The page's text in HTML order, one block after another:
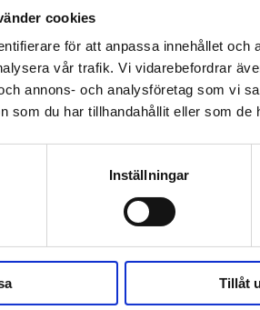
cookies
för att anpassa innehållet
vår trafik. Vi vidarebefordrar
annons- och analysföretag som vi
som du har tillhandahållit eller som
Inställningar
Tillåt
KV+ Tornado Rollerski
249KR